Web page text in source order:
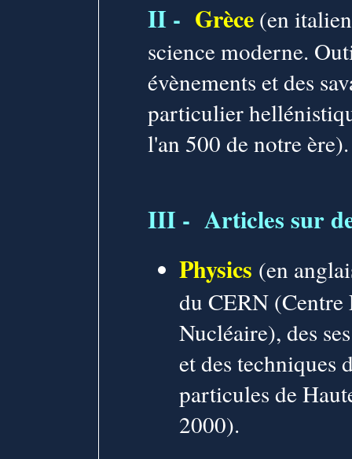
II - Grèce (en
science moderne.
évènements et des
particulier
l'an 500 de notre ère).
III - Articles sur
Physics (en
du CERN (Centre
Nucléaire), des
et des techniques
particules de
2000).